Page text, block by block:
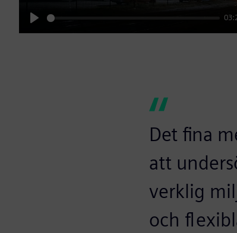
Play
Det fina
att
verklig
och